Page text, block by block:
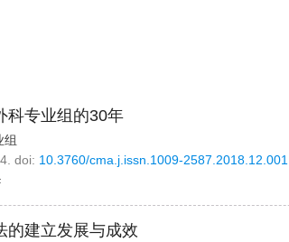
科专业组的30年
组
doi: 10.3760/cma.j.issn.1009-2587.2018.12.001
的建立发展与成效